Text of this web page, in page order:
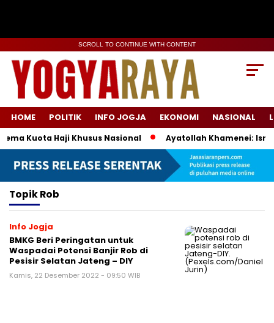
SCROLL TO CONTINUE WITH CONTENT
HOME POLITIK INFO JOGJA EKONOMI NASIONAL
Kuota Haji Khusus Nasional Ayatollah Khamenei:
TopikRob
Info Jogja
BMKG Beri Peringatan untuk
Waspadai Potensi Banjir Rob di
Pesisir Selatan Jateng – DIY
Kamis, 22 Desember 2022 - 09:50 WIB